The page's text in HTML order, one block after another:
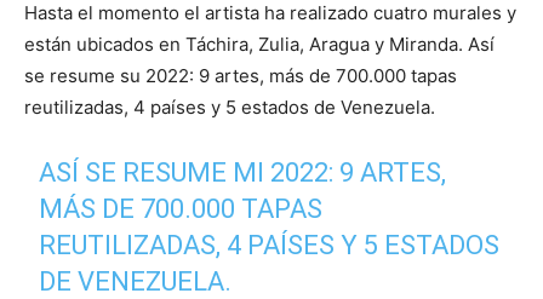
Hasta el momento el artista ha realizado cuatro murales y
están ubicados en Táchira, Zulia, Aragua y Miranda. Así
se resume su 2022: 9 artes, más de 700.000 tapas
reutilizadas, 4 países y 5 estados de Venezuela.
ASÍ SE RESUME MI 2022: 9 ARTES,
MÁS DE 700.000 TAPAS
REUTILIZADAS, 4 PAÍSES Y 5 ESTADOS
DE VENEZUELA.